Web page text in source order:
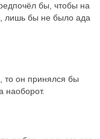
бы, чтобы на
лишь бы не было ада
то он принялся бы
наоборот.